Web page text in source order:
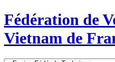
Fédération de
Vietnam de